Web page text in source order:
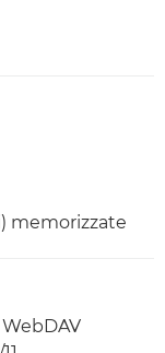
memorizzate